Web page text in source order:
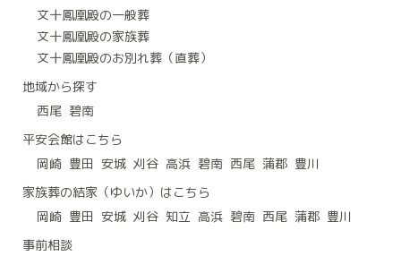
文十鳳凰殿の一般葬
文十鳳凰殿の家族葬
文十鳳凰殿のお別れ葬（直葬）
地域から探す
西尾 碧南
平安会館はこちら
岡崎 豊田 安城 刈谷 高浜 碧南 西尾 蒲郡 豊川
家族葬の結家（ゆいか）はこちら
岡崎 豊田 安城 刈谷 知立 高浜 碧南 西尾 蒲郡 豊川
事前相談